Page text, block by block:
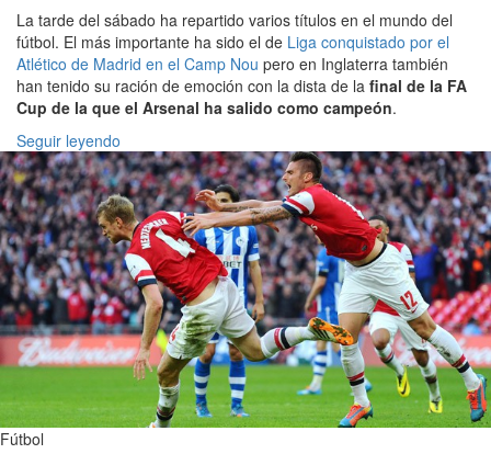
La tarde del sábado ha repartido varios títulos en el mundo del
fútbol. El más importante ha sido el de Liga conquistado por el
Atlético de Madrid en el Camp Nou pero en Inglaterra también
han tenido su ración de emoción con la dista de la final de la FA
Cup de la que el Arsenal ha salido como campeón.
Seguir leyendo
Fútbol